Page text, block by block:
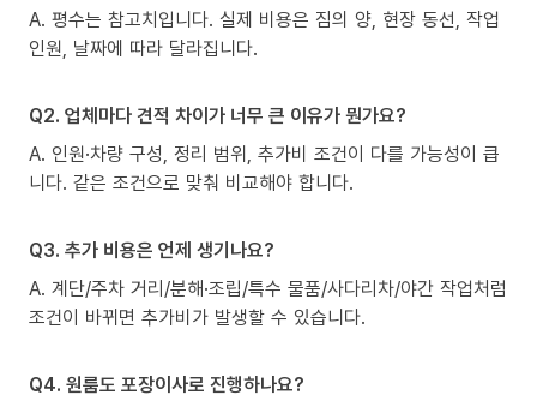
A. 평수는 참고치입니다. 실제 비용은 짐의 양, 현장 동선, 작업
인원, 날짜에 따라 달라집니다.
Q2. 업체마다 견적 차이가 너무 큰 이유가 뭔가요?
A. 인원·차량 구성, 정리 범위, 추가비 조건이 다를 가능성이 큽
니다. 같은 조건으로 맞춰 비교해야 합니다.
Q3. 추가 비용은 언제 생기나요?
A. 계단/주차 거리/분해·조립/특수 물품/사다리차/야간 작업처럼
조건이 바뀌면 추가비가 발생할 수 있습니다.
Q4. 원룸도 포장이사로 진행하나요?